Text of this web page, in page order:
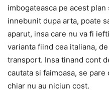
imbogateasca pe acest
innebunit dupa arta, poate
aparut, insa care nu va fi
varianta fiind cea italiana,
transport. Insa tinand cont
cautata si faimoasa, se
chiar nu au niciun cost.